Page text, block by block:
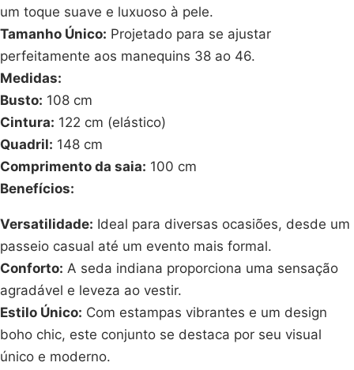
um toque suave e luxuoso à pele.
Tamanho Único: Projetado para se ajustar
perfeitamente aos manequins 38 ao 46.
Medidas:
Busto: 108 cm
Cintura: 122 cm (elástico)
Quadril: 148 cm
Comprimento da saia: 100 cm
Benefícios:
Versatilidade: Ideal para diversas ocasiões, desde um
passeio casual até um evento mais formal.
Conforto: A seda indiana proporciona uma sensação
agradável e leveza ao vestir.
Estilo Único: Com estampas vibrantes e um design
boho chic, este conjunto se destaca por seu visual
único e moderno.